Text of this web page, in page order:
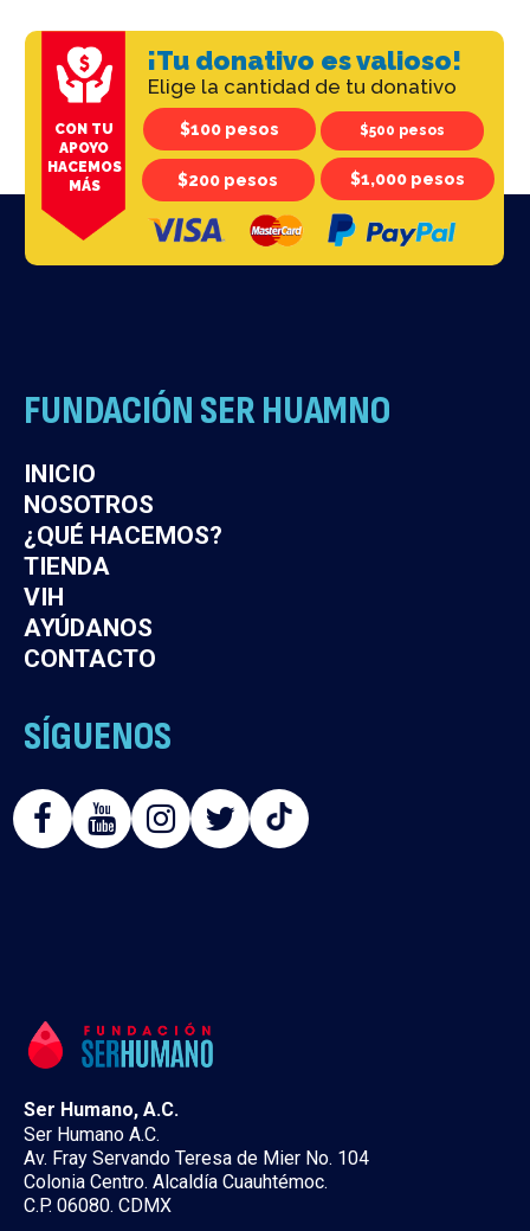
cada acontecimiento
ver noticia
Noticias relevantes actualizadas por
cada acontecimiento
¡Tu donativo es valioso!
Elige la cantidad de tu donativo
$100 pesos
$200 pesos
$500 pesos
$1,000 pesos
CON TU
APOYO
HACEMOS
MÁS
FUNDACIÓN SER HUAMNO
INICIO
NOSOTROS
¿QUÉ HACEMOS?
TIENDA
VIH
AYÚDANOS
CONTACTO
SÍGUENOS
Ser Humano, A.C.
Ser Humano A.C.
Av. Fray Servando Teresa de Mier No. 104
Colonia Centro. Alcaldía Cuauhtémoc.
C.P. 06080. CDMX